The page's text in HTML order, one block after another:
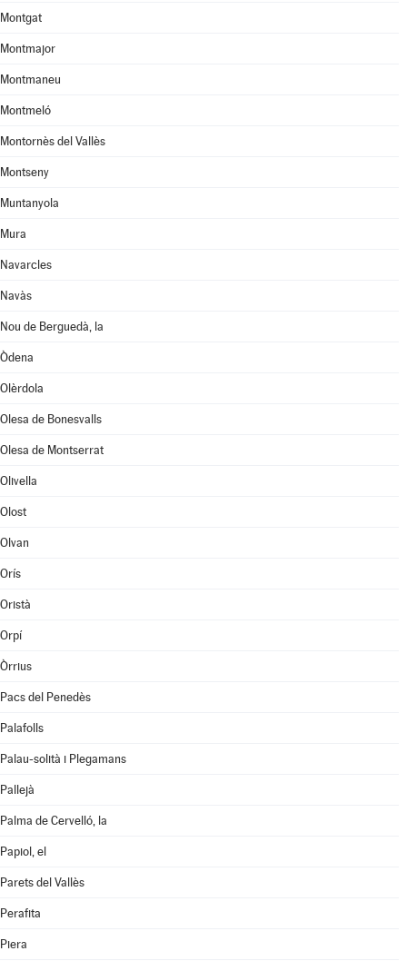
Montgat
Montmajor
Montmaneu
Montmeló
Montornès del Vallès
Montseny
Muntanyola
Mura
Navarcles
Navàs
Nou de Berguedà, la
Òdena
Olèrdola
Olesa de Bonesvalls
Olesa de Montserrat
Olivella
Olost
Olvan
Orís
Oristà
Orpí
Òrrius
Pacs del Penedès
Palafolls
Palau-solità i Plegamans
Pallejà
Palma de Cervelló, la
Papiol, el
Parets del Vallès
Perafita
Piera